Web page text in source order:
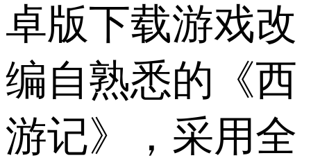
卓版下载游戏改
编自熟悉的《西
游记》，采用全